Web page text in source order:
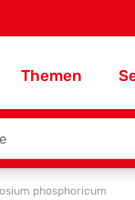
Themen
phosphoricum